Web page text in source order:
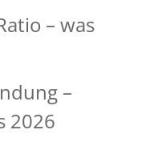
– was
–
2026